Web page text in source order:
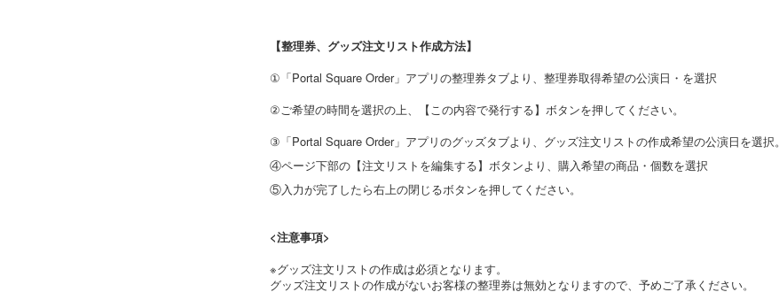
【整理券、グッズ注文リスト作成方法】
①「Portal Square Order」アプリの整理券タブより、整理券取得希望の公演日・を選択
②ご希望の時間を選択の上、【この内容で発行する】ボタンを押してください。
③「Portal Square Order」アプリのグッズタブより、グッズ注文リストの作成希望の公演日を選択。
④ページ下部の【注文リストを編集する】ボタンより、購入希望の商品・個数を選択
⑤入力が完了したら右上の閉じるボタンを押してください。
<注意事項>
※グッズ注文リストの作成は必須となります。
グッズ注文リストの作成がないお客様の整理券は無効となりますので、予めご了承ください。